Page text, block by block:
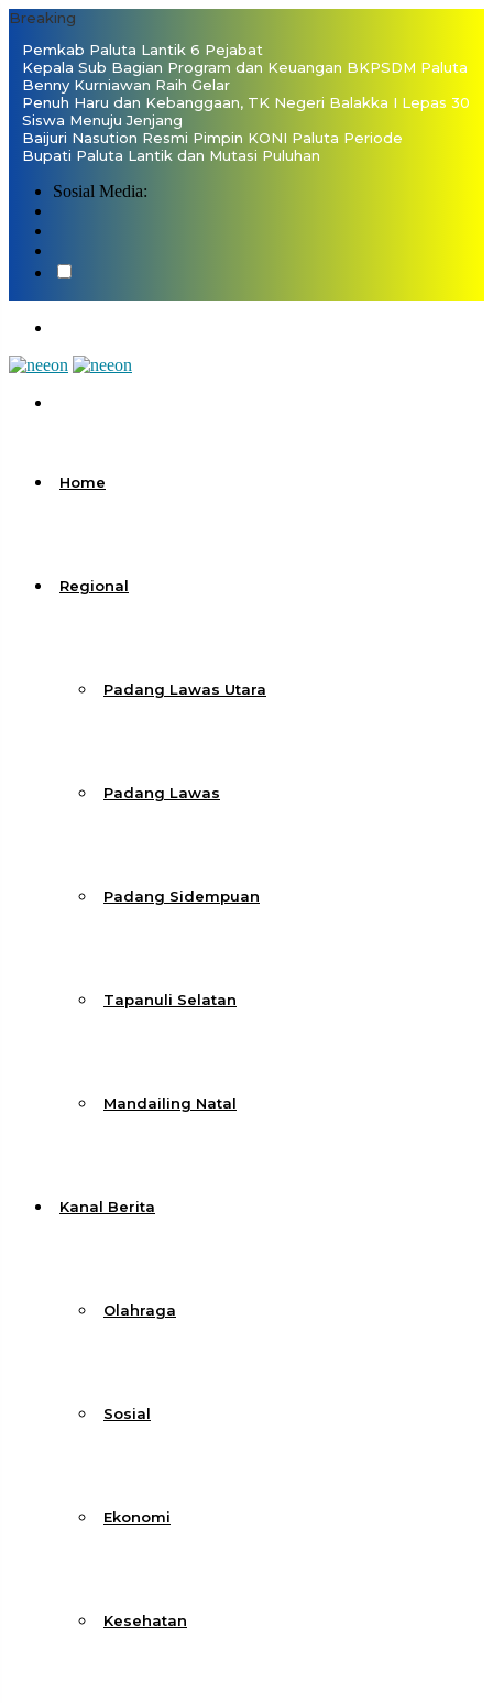
Breaking
Pemkab Paluta Lantik 6 Pejabat
Kepala Sub Bagian Program dan Keuangan BKPSDM Paluta
Benny Kurniawan Raih Gelar
Penuh Haru dan Kebanggaan, TK Negeri Balakka I Lepas 30
Siswa Menuju Jenjang
Baijuri Nasution Resmi Pimpin KONI Paluta Periode
Bupati Paluta Lantik dan Mutasi Puluhan
Sosial Media:
Home
Regional
Padang Lawas Utara
Padang Lawas
Padang Sidempuan
Tapanuli Selatan
Mandailing Natal
Kanal Berita
Olahraga
Sosial
Ekonomi
Kesehatan